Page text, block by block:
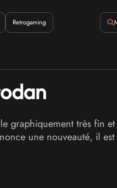
Retrogaming
graphiquement très fin
une nouveauté, il